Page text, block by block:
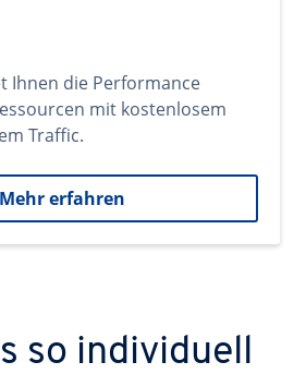
Ihnen die Performance
mit kostenlosem
Traffic.
Mehr erfahren
so individuell